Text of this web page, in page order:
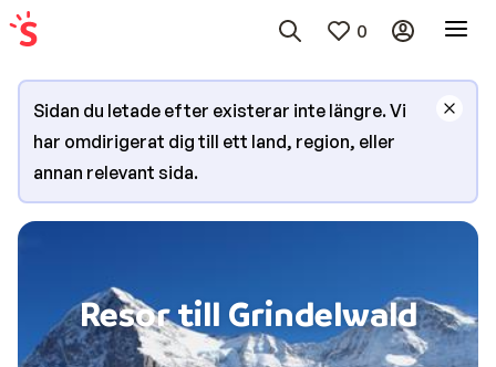
0
Sidan du letade efter existerar inte längre. Vi
har omdirigerat dig till ett land, region, eller
annan relevant sida.
Resor till Grindelwald